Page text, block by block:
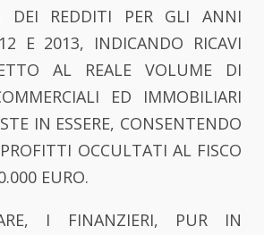
DEI REDDITI PER GLI ANNI
E 2013, INDICANDO RICAVI
AL REALE VOLUME DI
ED IMMOBILIARI
IN ESSERE, CONSENTENDO
OCCULTATI AL FISCO
EURO.
I FINANZIERI, PUR IN